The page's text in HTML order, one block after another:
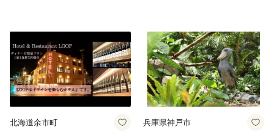
北海道余市町 兵庫県神戸市